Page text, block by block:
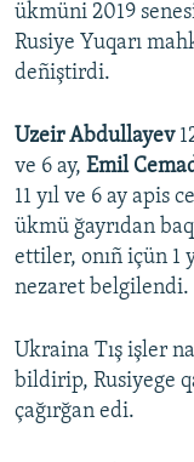
ükmüni 2019
Rusiye Yuqarı
deñiştirdi.
Uzeir Abdullayev
ve 6 ay, Emil
11 yıl ve 6 ay apis
ükmü ğayrıdan
ettiler, onıñ içün 1
nezaret belgilendi.
Ukraina Tış işler
bildirip, Rusiyege
çağırğan edi.